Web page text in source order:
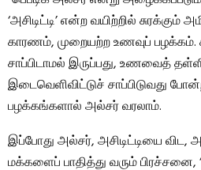
‘அசிடிட்டி’ என்ற வயிற்றில் சுரக்கும்
காரணம், முறையற்ற உணவுப் பழக்கம்.
சாப்பிடாமல் இருப்பது, உணவைத்
இடைவெளிவிட்டுச் சாப்பிடுவது
பழக்கங்களால் அல்சர் வரலாம்.
இப்போது அல்சர், அசிடிட்டியை
மக்களைப் பாதித்து வரும்